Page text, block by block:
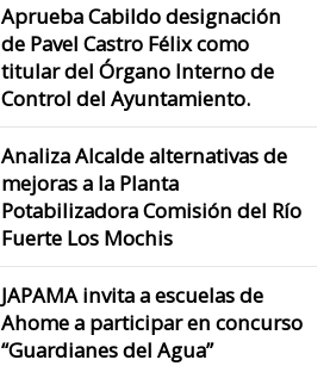
Aprueba Cabildo designación
de Pavel Castro Félix como
titular del Órgano Interno de
Control del Ayuntamiento.
Analiza Alcalde alternativas de
mejoras a la Planta
Potabilizadora Comisión del Río
Fuerte Los Mochis
JAPAMA invita a escuelas de
Ahome a participar en concurso
“Guardianes del Agua”